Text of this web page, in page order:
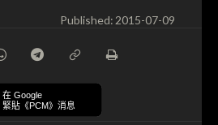
Published:2015-07-09
在 Google
緊貼《PCM》消息